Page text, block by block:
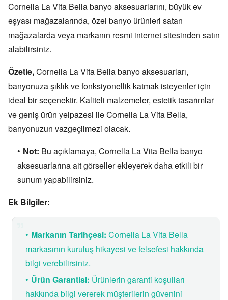
Cornella La Vita Bella banyo aksesuarlarını, büyük ev
eşyası mağazalarında, özel banyo ürünleri satan
mağazalarda veya markanın resmi internet sitesinden satın
alabilirsiniz.
Özetle,Cornella La Vita Bella banyo aksesuarları,
banyonuza şıklık ve fonksiyonellik katmak isteyenler için
ideal bir seçenektir. Kaliteli malzemeler, estetik tasarımlar
ve geniş ürün yelpazesi ile Cornella La Vita Bella,
banyonuzun vazgeçilmezi olacak.
Not: Bu açıklamaya, Cornella La Vita Bella banyo
aksesuarlarına ait görseller ekleyerek daha etkili bir
sunum yapabilirsiniz.
Ek Bilgiler:
Markanın Tarihçesi: Cornella La Vita Bella
markasının kuruluş hikayesi ve felsefesi hakkında
bilgi verebilirsiniz.
Ürün Garantisi: Ürünlerin garanti koşulları
hakkında bilgi vererek müşterilerin güvenini